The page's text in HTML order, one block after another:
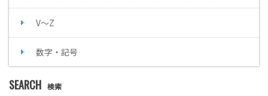
V～Z
数字・記号
SEARCH 検索